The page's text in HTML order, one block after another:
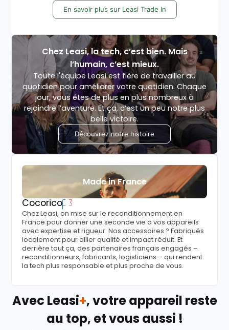
En savoir plus sur Leasi Trade In
Chez Leasi, la tech, c’est bien. Mais
l’humain, c’est mieux.
Toute l'équipe Leasi est fière de travailler au
quotidien pour améliorer votre quotidien. Chaque
jour, vous êtes de plus en plus nombreux à
rejoindre l’aventure. Et ça, c’est un peu notre plus
belle victoire.
Découvrez notre histoire
Made in France
Cocorico
Chez Leasi, on mise sur le reconditionnement en
France pour donner une seconde vie à vos appareils
avec expertise et rigueur. Nos accessoires ? Fabriqués
localement pour allier qualité et impact réduit. Et
derrière tout ça, des partenaires français engagés –
reconditionneurs, fabricants, logisticiens – qui rendent
la tech plus responsable et plus proche de vous.
Avec Leasi+, votre appareil reste
au top, et vous aussi !